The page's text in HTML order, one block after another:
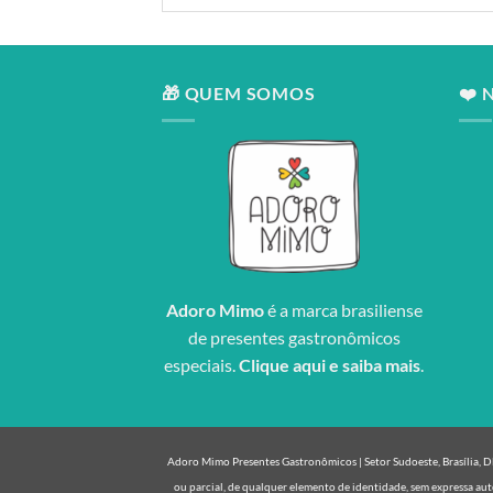
🎁 QUEM SOMOS
Adoro Mimoé a marca brasiliense
de presentes gastronômicos
especiais. Clique aqui e saiba mais
❤️
Adoro Mimo Presentes Gastronômicos | Setor Sudoeste, Brasília,
ou parcial, de qualquer elemento de identidade, sem expressa